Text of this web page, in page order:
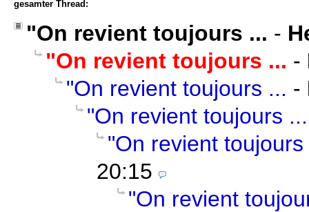
gesamter Thread:
"On revient toujours ... -
"On revient toujours ... -
"On revient toujours ... -
"On revient toujours ...
"On revient toujours
20:15
"On revient